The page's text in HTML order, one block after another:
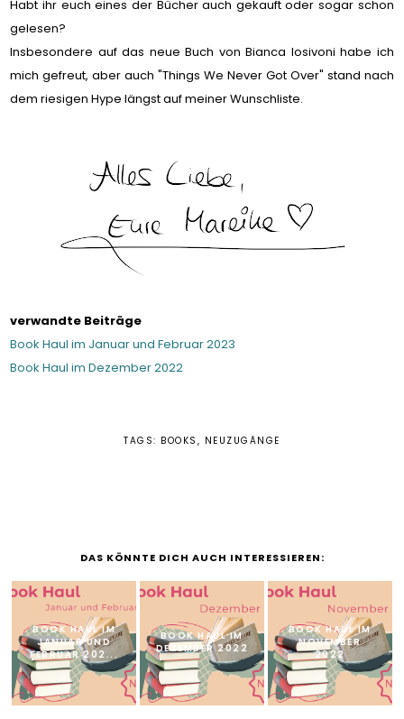
Habt ihr euch eines der Bücher auch gekauft oder sogar schon
gelesen?
Insbesondere auf das neue Buch von Bianca Iosivoni habe ich
mich gefreut, aber auch "Things We Never Got Over" stand nach
dem riesigen Hype längst auf meiner Wunschliste.
verwandte Beiträge
Book Haul im Januar und Februar 2023
Book Haul im Dezember 2022
TAGS: BOOKS , NEUZUGÄNGE
DAS KÖNNTE DICH AUCH INTERESSIEREN:
BOOK HAUL IM
JANUAR UND
FEBRUAR 202...
BOOK HAUL IM
DEZEMBER 2022
BOOK HAUL IM
NOVEMBER
2022